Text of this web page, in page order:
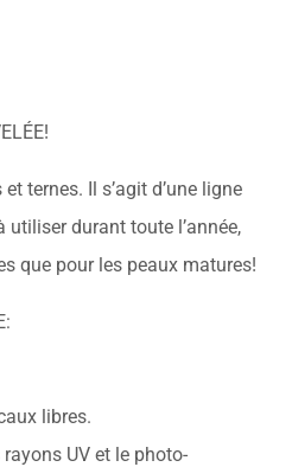
ternes. Il s’agit d’une ligne
durant toute l’année,
que pour les peaux matures!
libres.
UV et le photo-